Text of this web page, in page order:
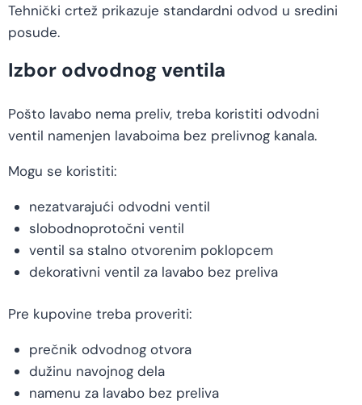
Tehnički crtež prikazuje standardni odvod u sredini
posude.
Izbor odvodnog ventila
Pošto lavabo nema preliv, treba koristiti odvodni
ventil namenjen lavaboima bez prelivnog kanala.
Mogu se koristiti:
nezatvarajući odvodni ventil
slobodnoprotočni ventil
ventil sa stalno otvorenim poklopcem
dekorativni ventil za lavabo bez preliva
Pre kupovine treba proveriti:
prečnik odvodnog otvora
dužinu navojnog dela
namenu za lavabo bez preliva